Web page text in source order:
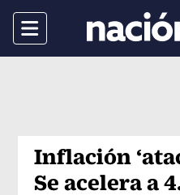
Menu
Inflación
Se acelera a